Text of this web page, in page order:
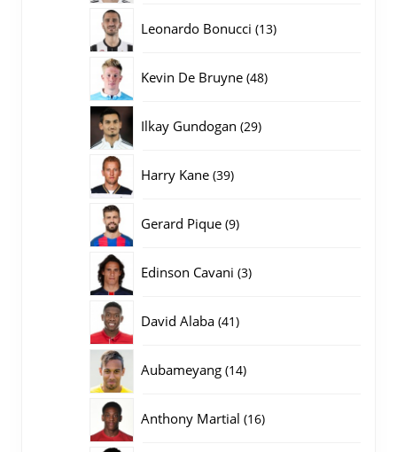
Leonardo Bonucci 1313
Kevin De Bruyne 4848
Ilkay Gundogan 2929
Harry Kane 3939
Gerard Pique 99
Edinson Cavani 33
David Alaba 4141
Aubameyang 1414
Anthony Martial 1616